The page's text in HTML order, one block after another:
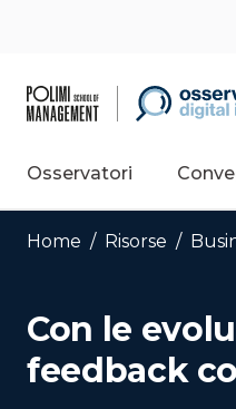
Osservatori
Home / Risorse /
Con le
feedback